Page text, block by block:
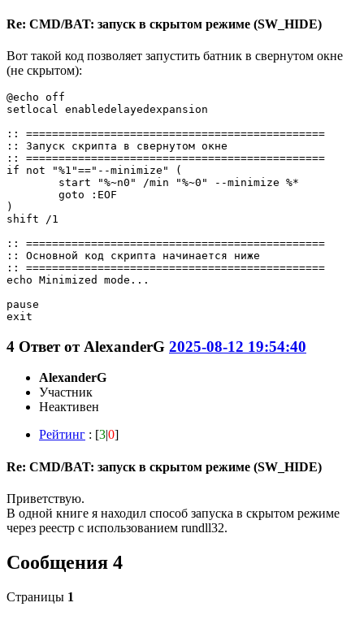
Re: CMD/BAT: запуск в скрытом режиме (SW_HIDE)
Вот такой код позволяет запустить батник в свернутом окне
(не скрытом):
@echo off
setlocal enabledelayedexpansion
:: ==============================================
:: Запуск скрипта в свернутом окне
:: ==============================================
if not "%1"=="--minimize" (
)
shift /1
:: ==============================================
:: Основной код скрипта начинается ниже
:: ==============================================
echo Minimized mode...
pause
4 Ответ от AlexanderG 2025-08-12 19:54:40
AlexanderG
Участник
Неактивен
Рейтинг : [3|0]
Re: CMD/BAT: запуск в скрытом режиме (SW_HIDE)
Приветствую.
В одной книге я находил способ запуска в скрытом режиме
через реестр с использованием rundll32.
Сообщения 4
Страницы 1